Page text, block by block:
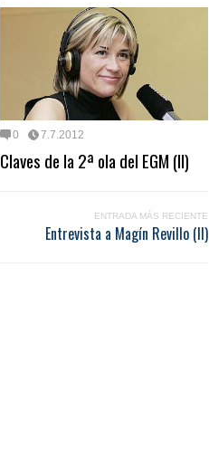
0 7.7.2012
Claves de la 2ª ola del EGM (II)
ENTRADA MÁS RECIENTE
Entrevista a Magín Revillo (II)